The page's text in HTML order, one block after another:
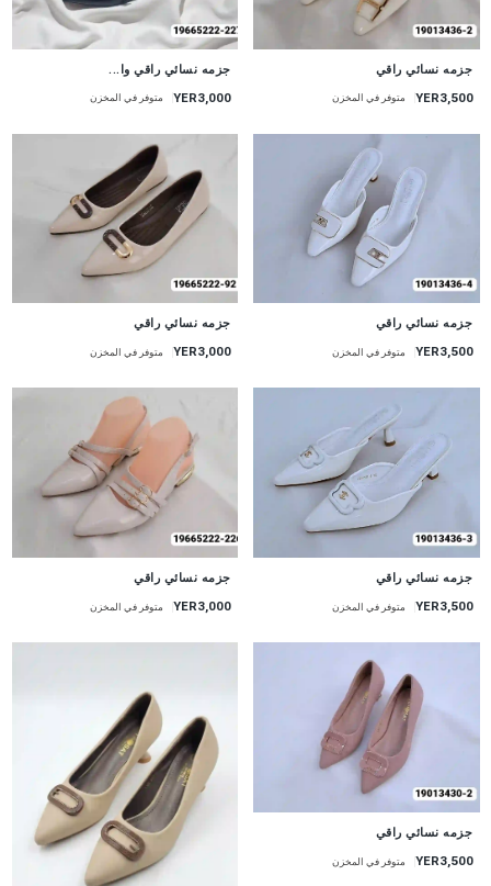
جزمه نسائي راقي
YER3,500 متوفر في المخزن
جزمه نسائي راقي وا...
YER3,000 متوفر في المخزن
جزمه نسائي راقي
YER3,500 متوفر في المخزن
جزمه نسائي راقي
YER3,000 متوفر في المخزن
جزمه نسائي راقي
YER3,500 متوفر في المخزن
جزمه نسائي راقي
YER3,000 متوفر في المخزن
جزمه نسائي راقي
YER3,500 متوفر في المخزن